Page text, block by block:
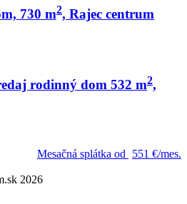
730 m2, Rajec centrum
rodinný dom 532 m2,
Mesačná splátka od
551 €/mes.
2026